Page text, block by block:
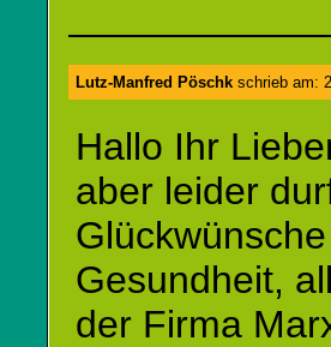
Lutz-Manfred Pöschk schrieb am:
Hallo Ihr
aber leider
Gesundheit,
der Firma